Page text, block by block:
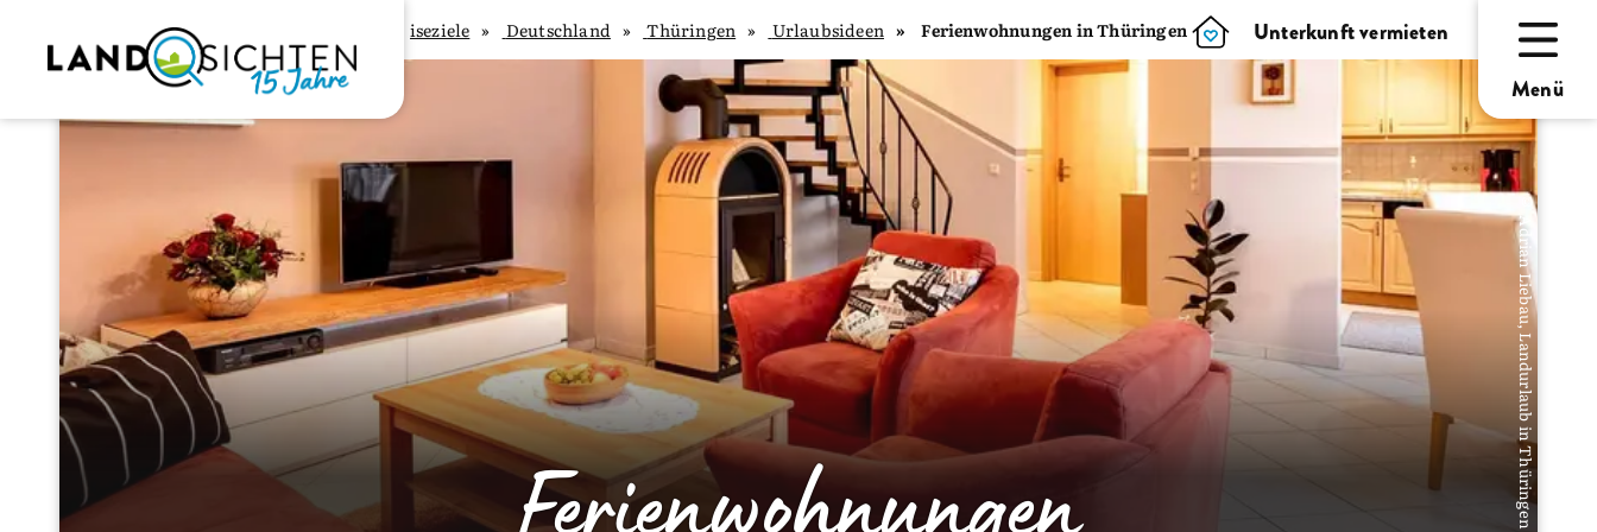
Ferienwohnungen in Thüringen
Urlaubsideen
Thüringen
Deutschland
Reiseziele
Unterkunft vermieten
Menü
© Adrian Liebau, Landurlaub in Thüringen